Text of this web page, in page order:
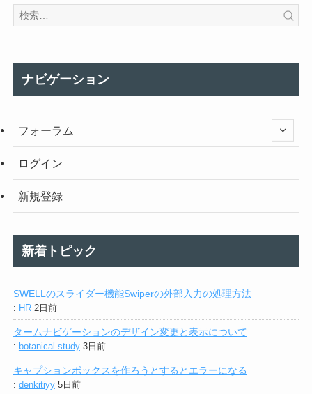
ナビゲーション
フォーラム
ログイン
新規登録
新着トピック
SWELLのスライダー機能Swiperの外部入力の処理方法
: HR 2日前
タームナビゲーションのデザイン変更と表示について
: botanical-study 3日前
キャプションボックスを作ろうとするとエラーになる
: denkitiyy 5日前